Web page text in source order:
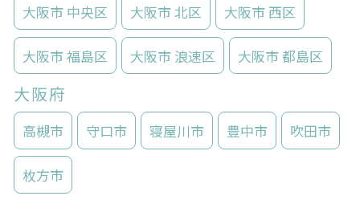
大阪市 中央区 大阪市 北区 大阪市 西区
大阪市 福島区 大阪市 浪速区 大阪市 都島区
大阪府
高槻市 守口市 寝屋川市 豊中市 吹田市
枚方市